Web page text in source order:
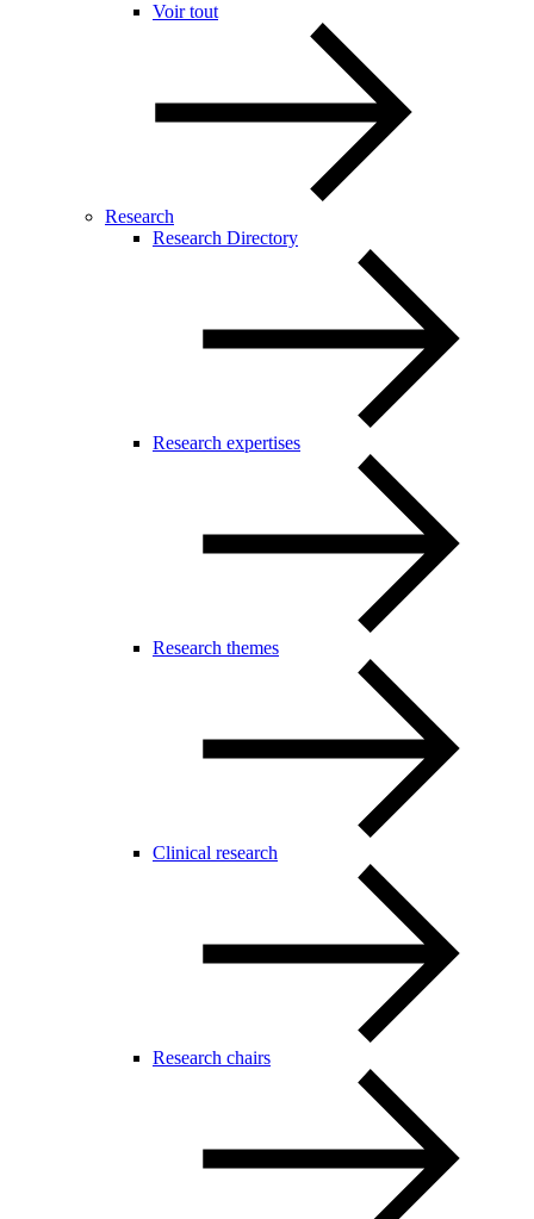
Voir tout
Research
Research Directory
Research expertises
Research themes
Clinical research
Research chairs